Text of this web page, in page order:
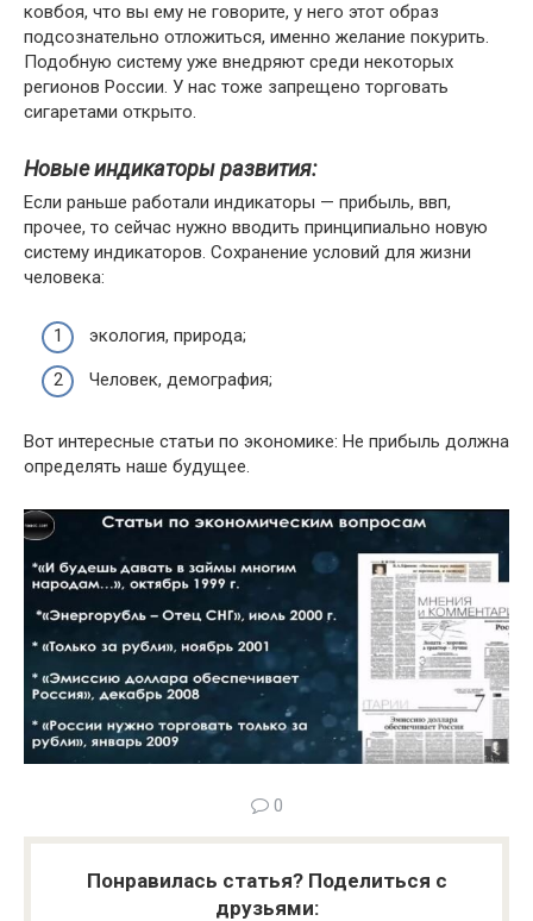
ковбоя, что вы ему не говорите, у него этот образ
подсознательно отложиться, именно желание покурить.
Подобную систему уже внедряют среди некоторых
регионов России. У нас тоже запрещено торговать
сигаретами открыто.
Новые индикаторы развития:
Если раньше работали индикаторы — прибыль, ввп,
прочее, то сейчас нужно вводить принципиально новую
систему индикаторов. Сохранение условий для жизни
человека:
экология, природа;
Человек, демография;
Вот интересные статьи по экономике: Не прибыль должна
определять наше будущее.
0
Понравилась статья? Поделиться с
друзьями: